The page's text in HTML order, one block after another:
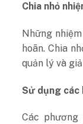
Chia nhỏ
Những
hoãn. Chia
quản lý và
Sử dụng
Các phương